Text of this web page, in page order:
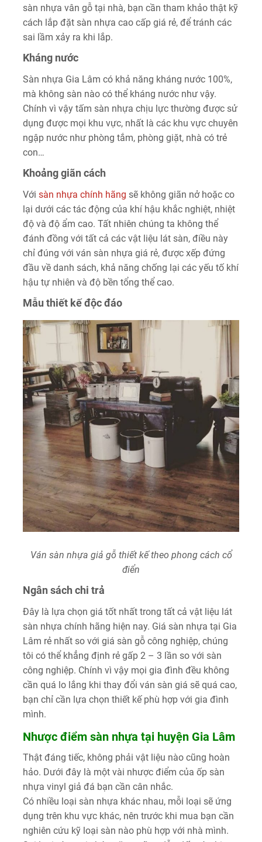
sàn nhựa vân gỗ tại nhà, bạn cần tham khảo thật kỹ
cách lắp đặt sàn nhựa cao cấp giá rẻ, để tránh các
sai lầm xảy ra khi lắp.
Kháng nước
Sàn nhựa Gia Lâm có khả năng kháng nước 100%,
mà không sàn nào có thể kháng nước như vậy.
Chính vì vậy tấm sàn nhựa chịu lực thường được sử
dụng được mọi khu vực, nhất là các khu vực chuyên
ngập nước như phòng tắm, phòng giặt, nhà có trẻ
con…
Khoảng giãn cách
Với sàn nhựa chính hãng sẽ không giãn nở hoặc co
lại dưới các tác động của khí hậu khắc nghiệt, nhiệt
độ và độ ẩm cao. Tất nhiên chúng ta không thể
đánh đồng với tất cả các vật liệu lát sàn, điều này
chỉ đúng với ván sàn nhựa giá rẻ, được xếp đứng
đầu về danh sách, khả năng chống lại các yếu tố khí
hậu tự nhiên và độ bền tổng thể cao.
Mẫu thiết kế độc đáo
Ván sàn nhựa giả gỗ thiết kế theo phong cách cổ
điển
Ngân sách chi trả
Đây là lựa chọn giá tốt nhất trong tất cả vật liệu lát
sàn nhựa chính hãng hiện nay. Giá sàn nhựa tại Gia
Lâm rẻ nhất so với giá sàn gỗ công nghiệp, chúng
tôi có thể khẳng định rẻ gấp 2 – 3 lần so với sàn
công nghiệp. Chính vì vậy mọi gia đình đều không
cần quá lo lắng khi thay đổi ván sàn giá sẽ quá cao,
bạn chỉ cần lựa chọn thiết kế phù hợp với gia đình
mình.
Nhược điểm sàn nhựa tại huyện Gia Lâm
Thật đáng tiếc, không phải vật liệu nào cũng hoàn
hảo. Dưới đây là một vài nhược điểm của ốp sàn
nhựa vinyl giả đá bạn cần cân nhắc.
Có nhiều loại sàn nhựa khác nhau, mỗi loại sẽ ứng
dụng trên khu vực khác, nên trước khi mua bạn cần
nghiên cứu kỹ loại sàn nào phù hợp với nhà mình.